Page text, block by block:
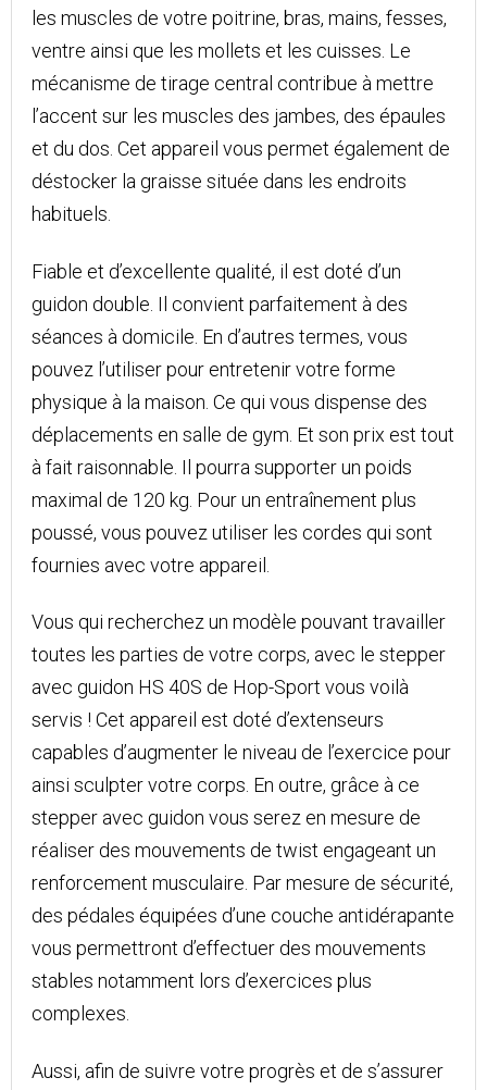
les muscles de votre poitrine, bras, mains, fesses,
ventre ainsi que les mollets et les cuisses. Le
mécanisme de tirage central contribue à mettre
l’accent sur les muscles des jambes, des épaules
et du dos. Cet appareil vous permet également de
déstocker la graisse située dans les endroits
habituels.
Fiable et d’excellente qualité, il est doté d’un
guidon double. Il convient parfaitement à des
séances à domicile. En d’autres termes, vous
pouvez l’utiliser pour entretenir votre forme
physique à la maison. Ce qui vous dispense des
déplacements en salle de gym. Et son prix est tout
à fait raisonnable. Il pourra supporter un poids
maximal de 120 kg. Pour un entraînement plus
poussé, vous pouvez utiliser les cordes qui sont
fournies avec votre appareil.
Vous qui recherchez un modèle pouvant travailler
toutes les parties de votre corps, avec le stepper
avec guidon HS 40S de Hop-Sport vous voilà
servis ! Cet appareil est doté d’extenseurs
capables d’augmenter le niveau de l’exercice pour
ainsi sculpter votre corps. En outre, grâce à ce
stepper avec guidon vous serez en mesure de
réaliser des mouvements de twist engageant un
renforcement musculaire. Par mesure de sécurité,
des pédales équipées d’une couche antidérapante
vous permettront d’effectuer des mouvements
stables notamment lors d’exercices plus
complexes.
Aussi, afin de suivre votre progrès et de s’assurer